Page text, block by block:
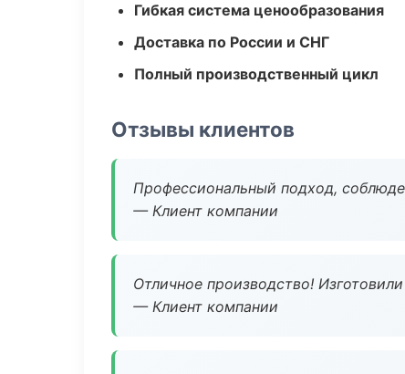
Гибкая система ценообразования
Доставка по России и СНГ
Полный производственный цикл
Отзывы клиентов
Профессиональный подход,
— Клиент компании
Отличное производство!
— Клиент компании